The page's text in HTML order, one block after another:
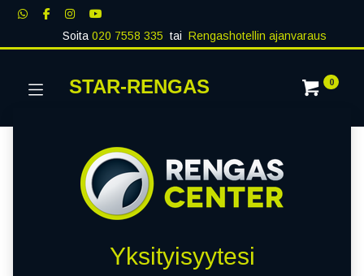
Soita020 7558 335 tai Rengashotellin ajanvaraus
STAR-RENGAS 0
Yksityisyytesi